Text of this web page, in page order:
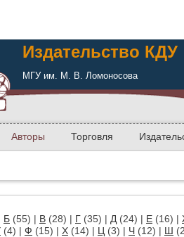
Издательство КДУ
МГУ им. М. В. Ломоносова
Авторы Торговля
Б (55) | В (28) | Г (35) | Д (24) | Е (16) |
(4) | Ф (15) | Х (14) | Ц (3) | Ч (12) | Ш